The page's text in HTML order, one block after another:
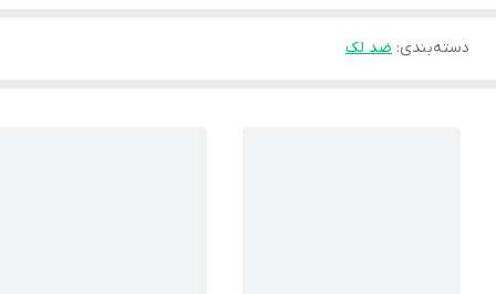
دسته‌بندی: ضد لک